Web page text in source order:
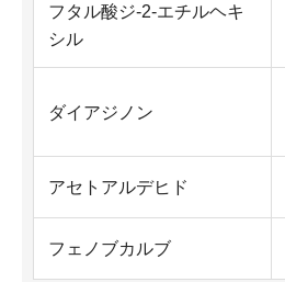
フタル酸ジ-2-エチルヘキ
シル
ダイアジノン
アセトアルデヒド
フェノブカルブ